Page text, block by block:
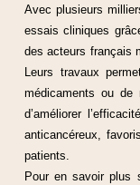
Avec plusieurs
essais cliniques
des acteurs français
Leurs travaux
médicaments ou de
d’améliorer
anticancéreux,
patients.
Pour en savoir plus